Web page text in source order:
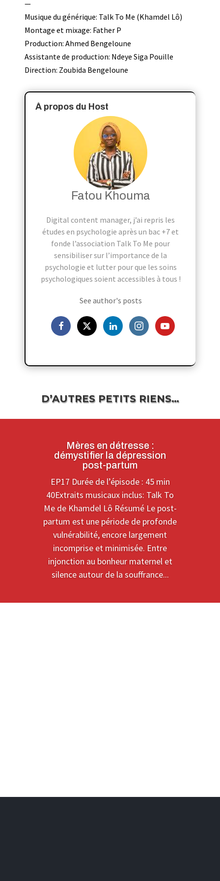
—
Musique du générique: Talk To Me (Khamdel Lô)
Montage et mixage: Father P
Production: Ahmed Bengeloune
Assistante de production: Ndeye Siga Pouille
Direction: Zoubida Bengeloune
À propos du Host
Fatou Khouma
Digital content manager, j’ai repris les
études en psychologie après un bac +7 et
fonde l’association Talk To Me pour
sensibiliser sur l’importance de la
psychologie et lutter pour que les soins
psychologiques soient accessibles à tous !
See author's posts
D’AUTRES PETITS RIENS…
Mères en détresse :
démystifier la dépression
post-partum
EP17 Durée de l’épisode : 45 min
40Extraits musicaux inclus: Talk To
Me de Khamdel Lô Résumé Le post-
partum est une période de profonde
vulnérabilité, encore largement
incomprise et minimisée. Entre
injonction au bonheur maternel et
silence autour de la souffrance...